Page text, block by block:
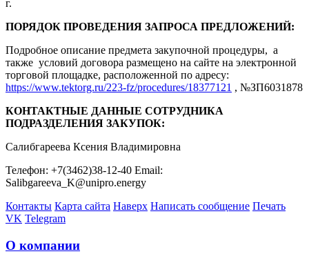
г.
ПОРЯДОК ПРОВЕДЕНИЯ ЗАПРОСА ПРЕДЛОЖЕНИЙ:
Подробное описание предмета закупочной процедуры, а
также условий договора размещено на сайте на электронной
торговой площадке, расположенной по адресу:
https://www.tektorg.ru/223-fz/procedures/18377121 , №ЗП6031878
КОНТАКТНЫЕ ДАННЫЕ СОТРУДНИКА
ПОДРАЗДЕЛЕНИЯ ЗАКУПОК:
Салибгареева Ксения Владимировна
Телефон: +7(3462)38-12-40 Email:
Salibgareeva_K@unipro.energy
Контакты Карта сайта Наверх Написать сообщение Печать
VK Telegram
О компании